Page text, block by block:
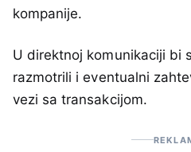
kompanije.
U direktnoj komunikaciji bi
razmotrili i eventualni
vezi sa transakcijom.